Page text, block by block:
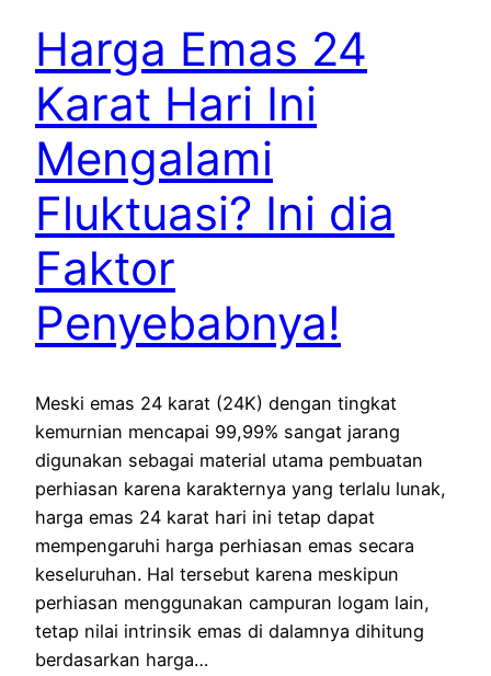
Harga Emas 24
Karat Hari Ini
Mengalami
Fluktuasi? Ini dia
Faktor
Penyebabnya!
Meski emas 24 karat (24K) dengan tingkat
kemurnian mencapai 99,99% sangat jarang
digunakan sebagai material utama pembuatan
perhiasan karena karakternya yang terlalu lunak,
harga emas 24 karat hari ini tetap dapat
mempengaruhi harga perhiasan emas secara
keseluruhan. Hal tersebut karena meskipun
perhiasan menggunakan campuran logam lain,
tetap nilai intrinsik emas di dalamnya dihitung
berdasarkan harga…